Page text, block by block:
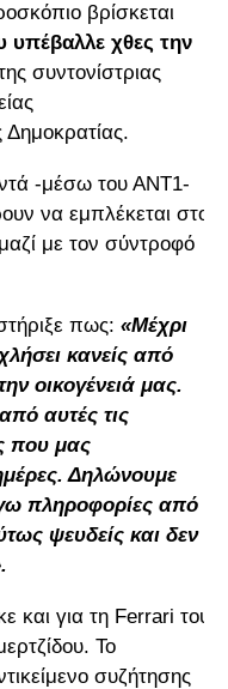
βρίσκεται
υπέβαλλε χθες την
συντονίστριας
Δημοκρατίας.
-μέσω του ΑΝΤ1-
να εμπλέκεται στο
με τον σύντροφό
πως: «Μέχρι
κανείς από
οικογένειά μας.
αυτές τις
που μας
Δηλώνουμε
πληροφορίες από
ψευδείς και δεν
και για τη Ferrari του
Το
συζήτησης